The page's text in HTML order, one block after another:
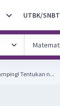
UTBK/SNBT
Perhatikan gambar di samping! Tentukan n...